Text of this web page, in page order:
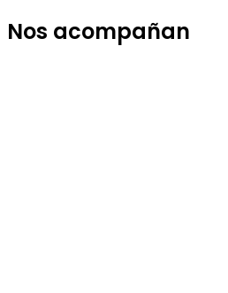
Nos acompañan